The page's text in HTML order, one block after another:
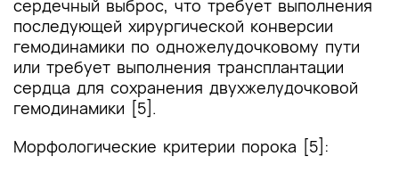
сердечный выброс, что требует выполнения
последующей хирургической конверсии
гемодинамики по одножелудочковому пути
или требует выполнения трансплантации
сердца для сохранения двухжелудочковой
гемодинамики [5].
Морфологические критерии порока [5]: